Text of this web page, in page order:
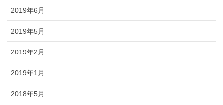
2019年6月
2019年5月
2019年2月
2019年1月
2018年5月